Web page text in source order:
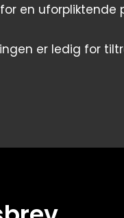
en
er ledig for